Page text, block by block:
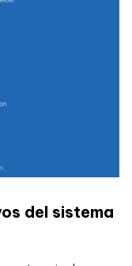
del sistema